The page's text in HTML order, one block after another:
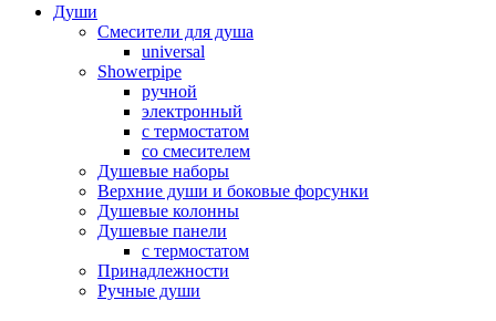
Души
Смесители для душа
universal
Showerpipe
ручной
электронный
с термостатом
со смесителем
Душевые наборы
Верхние души и боковые форсунки
Душевые колонны
Душевые панели
с термостатом
Принадлежности
Ручные души